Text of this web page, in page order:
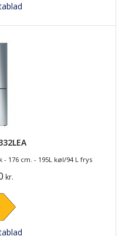
176 cm. - 195L køl/94 L frys
kr.